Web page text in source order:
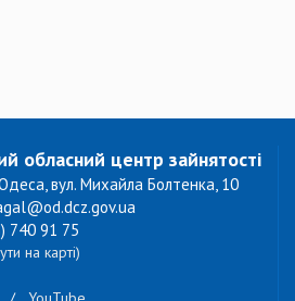
обласний центр зайнятості
вул. Михайла Болтенка, 10
740 91 75
на карті)